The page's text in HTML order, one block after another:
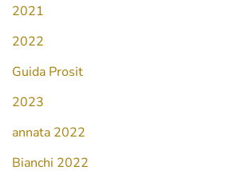
2021
2022
Guida Prosit
2023
annata 2022
Bianchi 2022